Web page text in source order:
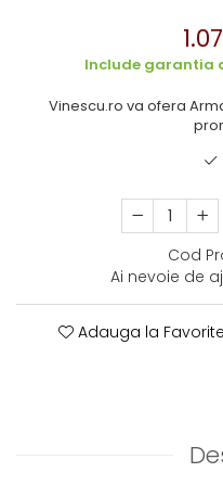
Include garantia
Vinescu.ro va ofera
Cod
Ai nevoie de
Adauga la Favorite